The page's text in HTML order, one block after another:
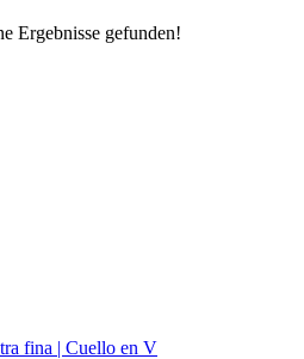
Ergebnisse gefunden!
fina | Cuello en V